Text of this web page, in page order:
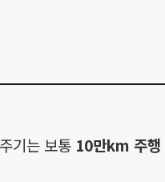
기는 보통 10만km 주행